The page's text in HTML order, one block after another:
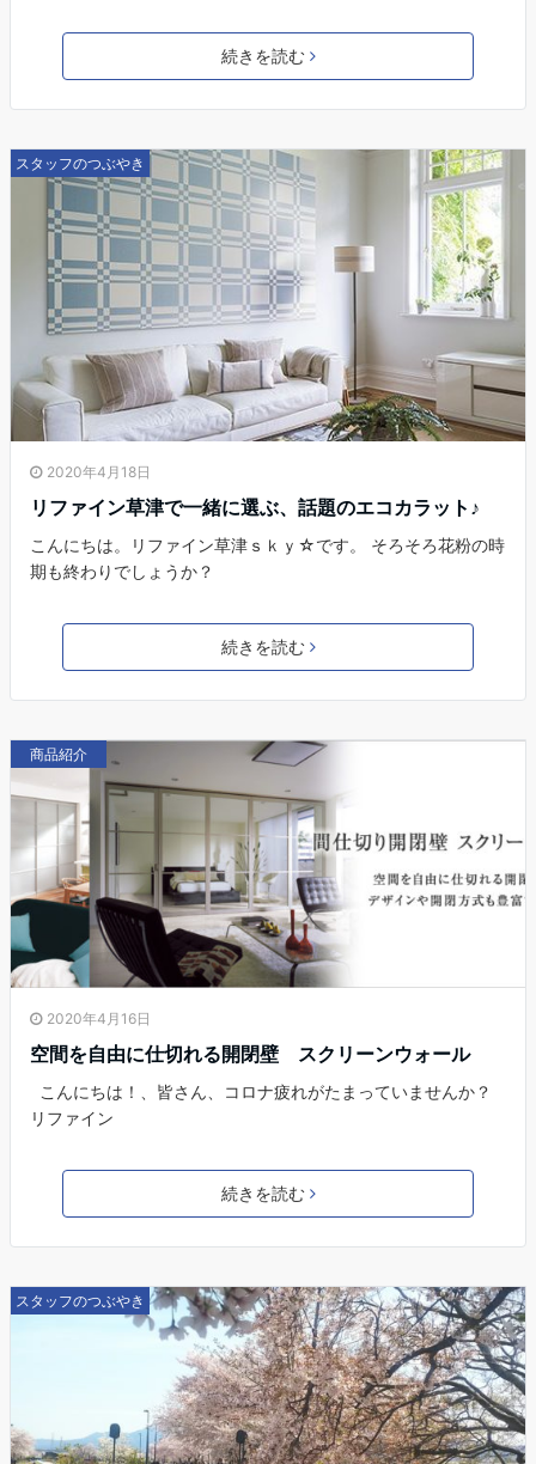
続きを読む
スタッフのつぶやき
2020年4月18日
リファイン草津で一緒に選ぶ、話題のエコカラット♪
こんにちは。リファイン草津ｓｋｙ☆です。 そろそろ花粉の時
期も終わりでしょうか？
続きを読む
商品紹介
2020年4月16日
空間を自由に仕切れる開閉壁 スクリーンウォール
こんにちは！、皆さん、コロナ疲れがたまっていませんか？
リファイン
続きを読む
スタッフのつぶやき